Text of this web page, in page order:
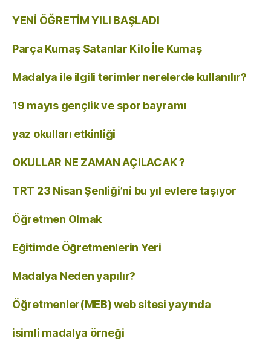
YENİ ÖĞRETİM YILI BAŞLADI
Parça Kumaş Satanlar Kilo İle Kumaş
Madalya ile ilgili terimler nerelerde kullanılır?
19 mayıs gençlik ve spor bayramı
yaz okulları etkinliği
OKULLAR NE ZAMAN AÇILACAK ?
TRT 23 Nisan Şenliği’ni bu yıl evlere taşıyor
Öğretmen Olmak
Eğitimde Öğretmenlerin Yeri
Madalya Neden yapılır?
Öğretmenler(MEB) web sitesi yayında
isimli madalya örneği